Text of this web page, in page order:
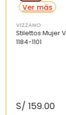
VIZZANO
Stilettos Mujer
1184-1101
S/ 159.00